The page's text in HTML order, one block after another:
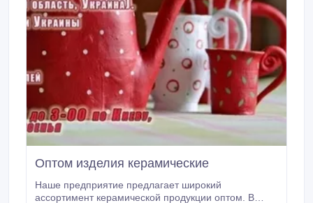
Оптом изделия керамические
Наше предприятие предлагает широкий
ассортимент керамической продукции оптом. В